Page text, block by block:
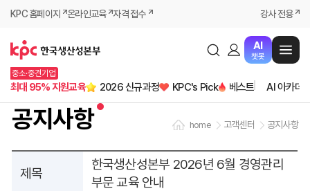
KPC 홈페이지 온라인교육 자격 접수 강사 전용
AI
챗봇
중소·중견기업
최대 95% 지원교육 2026 신규과정 KPC's Pick 베스트 AI 아카데
home 고객센터 공지사항
공지사항
제목
한국생산성본부 2026년 6월 경영관리
부문 교육 안내